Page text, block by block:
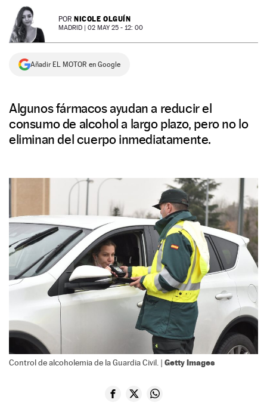
NEWSLETTER POR NICOLE OLGUÍN
MADRID | 02 MAY 25 - 12: 00
Añadir EL MOTOR en Google
Algunos fármacos ayudan a reducir el
consumo de alcohol a largo plazo, pero no lo
eliminan del cuerpo inmediatamente.
Control de alcoholemia de la Guardia Civil. | Getty Images